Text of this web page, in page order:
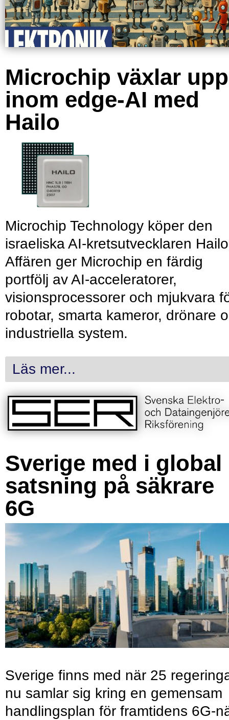
Microchip växlar upp
inom edge-AI med
Hailo
Microchip Technology köper den
israeliska AI-kretsutvecklaren
Affären ger Microchip en färdig
portfölj av AI-acceleratorer,
visionsprocessorer och mjukvara
robotar, smarta kameror, drönare
industriella system.
Läs mer...
Sverige med i global
satsning på säkrare
6G
Sverige finns med när 25
nu samlar sig kring en gemensam
handlingsplan för framtidens 6G-